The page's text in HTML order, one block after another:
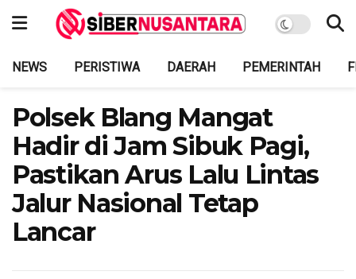
NEWS PERISTIWA DAERAH PEMERINTAH
Polsek Blang Mangat
Hadir di Jam Sibuk Pagi,
Pastikan Arus Lalu Lintas
Jalur Nasional Tetap
Lancar